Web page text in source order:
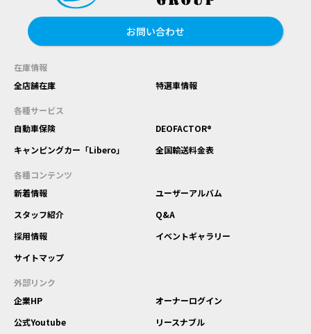
お問い合わせ
在庫情報
全店舗在庫
特選車情報
各種サービス
自動車保険
DEOFACTOR®
キャンピングカー「Libero」
全国輸送料金表
各種コンテンツ
新着情報
ユーザーアルバム
スタッフ紹介
Q&A
採用情報
イベントギャラリー
サイトマップ
外部リンク
企業HP
オーナーログイン
公式Youtube
リースナブル